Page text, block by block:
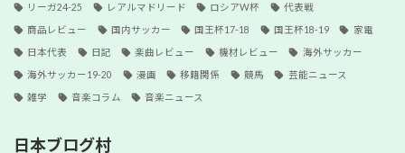
リーガ24-25 レアルマドリード ロシアW杯 代表戦
商品レビュー 国内サッカー 国王杯17-18 国王杯18-19 家電
日本代表 日記 楽曲レビュー 機材レビュー 海外サッカー
海外サッカー19-20 漫画 移籍関係 競馬 芸能ニュース
雑学 音楽コラム 音楽ニュース
日本ブログ村